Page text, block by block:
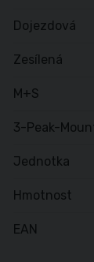
Dojezdová
Zesílená
M+S
3-Peak-
Jednotka
Hmotnost
EAN